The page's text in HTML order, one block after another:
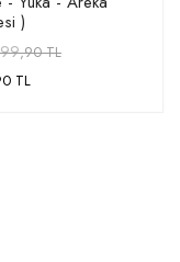
)
,90 TL
TL